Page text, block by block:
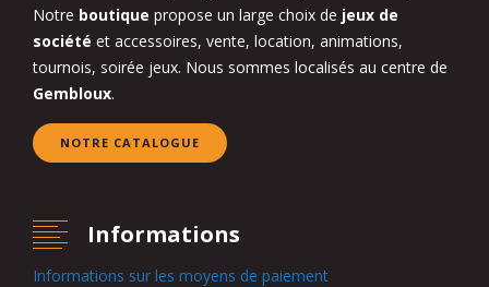
Notre boutique propose un large choix de jeux de
société et accessoires, vente, location, animations,
tournois, soirée jeux. Nous sommes localisés au centre de
Gembloux.
NOTRE CATALOGUE
Informations
Informations sur les moyens de paiement